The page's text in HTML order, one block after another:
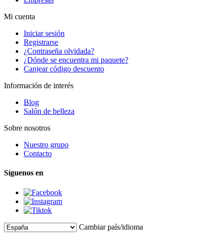
Mi cuenta
Iniciar sesión
Registrarse
¿Contraseña olvidada?
¿Dónde se encuentra mi paquete?
Canjear código descuento
Información de interés
Blog
Salón de belleza
Sobre nosotros
Nuestro grupo
Contacto
Síguenos en
Cambiar país/idioma